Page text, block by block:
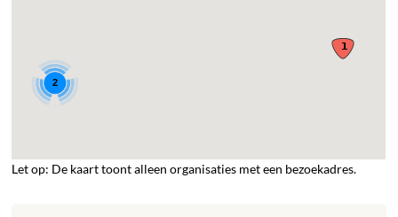
2
Let op: De kaart toont alleen organisaties met een bezoekadres.